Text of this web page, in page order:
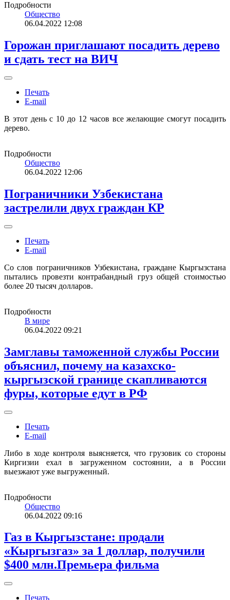
Подробности
Общество
06.04.2022 12:08
Горожан приглашают посадить дерево
и сдать тест на ВИЧ
Печать
E-mail
В этот день с 10 до 12 часов все желающие смогут посадить
дерево.
Подробности
Общество
06.04.2022 12:06
Пограничники Узбекистана
застрелили двух граждан КР
Печать
E-mail
Со слов пограничников Узбекистана, граждане Кыргызстана
пытались провезти контрабандный груз общей стоимостью
более 20 тысяч долларов.
Подробности
В мире
06.04.2022 09:21
Замглавы таможенной службы России
объяснил, почему на казахско-
кыргызской границе скапливаются
фуры, которые едут в РФ
Печать
E-mail
Либо в ходе контроля выясняется, что грузовик со стороны
Киргизии ехал в загруженном состоянии, а в России
выезжают уже выгруженный.
Подробности
Общество
06.04.2022 09:16
Газ в Кыргызстане: продали
«Кыргызгаз» за 1 доллар, получили
$400 млн.Премьера фильма
Печать